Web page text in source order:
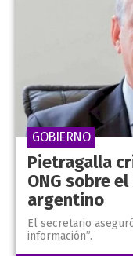
Pietragalla
ONG sobre
argentino
El secretario
información”.
GOBIERNO